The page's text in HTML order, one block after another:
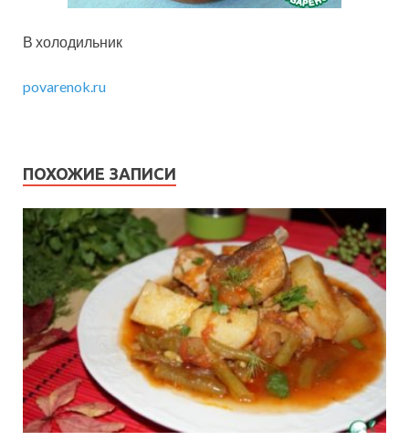
В холодильник
povarenok.ru
ПОХОЖИЕ ЗАПИСИ